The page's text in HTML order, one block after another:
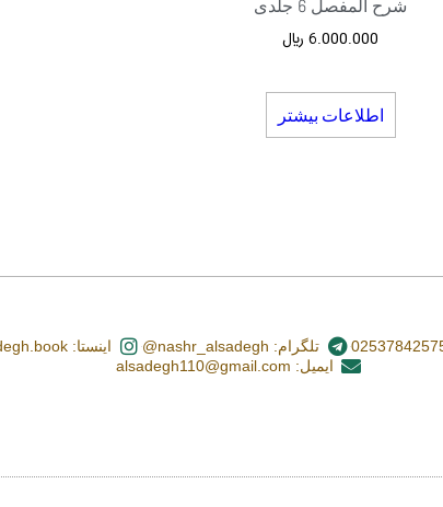
شرح المفصل 6 جلدی
6.000.000 ﷼
اطلاعات بیشتر
تلگرام: nashr_alsadegh@
اینستا: alsadegh.book
ایمیل: alsadegh110@gmail.com